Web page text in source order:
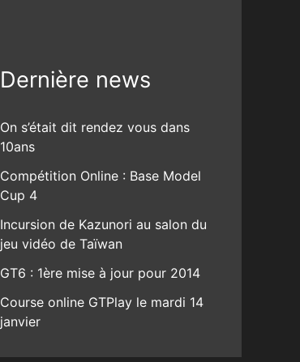
Dernière news
On s’était dit rendez vous dans
10ans
Compétition Online : Base Model
Cup 4
Incursion de Kazunori au salon du
jeu vidéo de Taïwan
GT6 : 1ère mise à jour pour 2014
Course online GTPlay le mardi 14
janvier